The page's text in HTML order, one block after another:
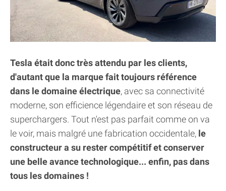
Tesla était donc très attendu par les clients,
d'autant que la marque fait toujours référence
dans le domaine électrique, avec sa connectivité
moderne, son efficience légendaire et son réseau de
superchargers. Tout n'est pas parfait comme on va
le voir, mais malgré une fabrication occidentale, le
constructeur a su rester compétitif et conserver
une belle avance technologique... enfin, pas dans
tous les domaines !